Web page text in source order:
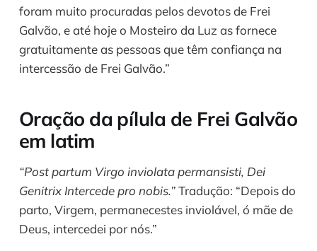
foram muito procuradas pelos devotos de Frei
Galvão, e até hoje o Mosteiro da Luz as fornece
gratuitamente as pessoas que têm confiança na
intercessão de Frei Galvão.”
Oração da pílula de Frei Galvão
em latim
“Post partum Virgo inviolata permansisti, Dei
Genitrix Intercede pro nobis.”Tradução: “Depois do
parto, Virgem, permanecestes inviolável, ó mãe de
Deus, intercedei por nós.”